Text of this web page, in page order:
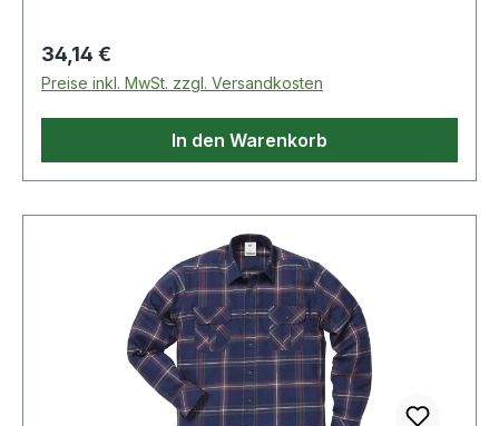
Regulärer Preis:
34,14 €
Preise inkl. MwSt. zzgl. Versandkosten
In den Warenkorb